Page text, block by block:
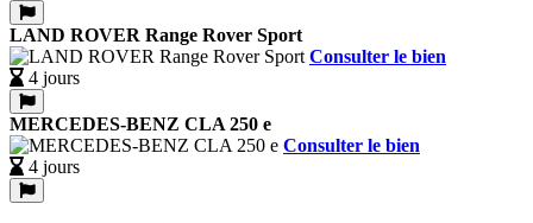
LAND ROVER Range Rover Sport
Consulter le bien
4 jours
MERCEDES-BENZ CLA 250 e
Consulter le bien
4 jours